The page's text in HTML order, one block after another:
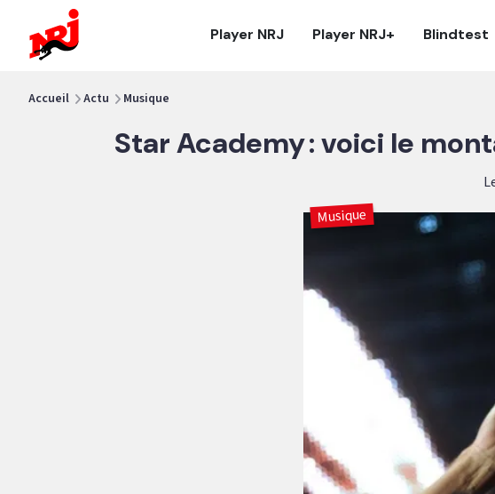
Player NRJ Player NRJ+ Blindtest
Accueil Actu Musique
Star Academy : voici le
Musique